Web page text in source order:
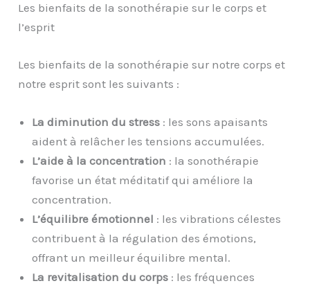
Les bienfaits de la sonothérapie sur le corps et
l’esprit
Les bienfaits de la sonothérapie sur notre corps et
notre esprit sont les suivants :
La diminution du stress : les sons apaisants
aident à relâcher les tensions accumulées.
L’aide à la concentration : la sonothérapie
favorise un état méditatif qui améliore la
concentration.
L’équilibre émotionnel : les vibrations célestes
contribuent à la régulation des émotions,
offrant un meilleur équilibre mental.
La revitalisation du corps : les fréquences